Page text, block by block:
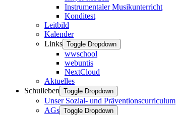
Instrumentaler Musikunterricht
Konditest
Leitbild
Kalender
Links Toggle Dropdown
wwschool
webuntis
NextCloud
Aktuelles
Schulleben Toggle Dropdown
Unser Sozial- und Präventionscurriculum
AGs Toggle Dropdown